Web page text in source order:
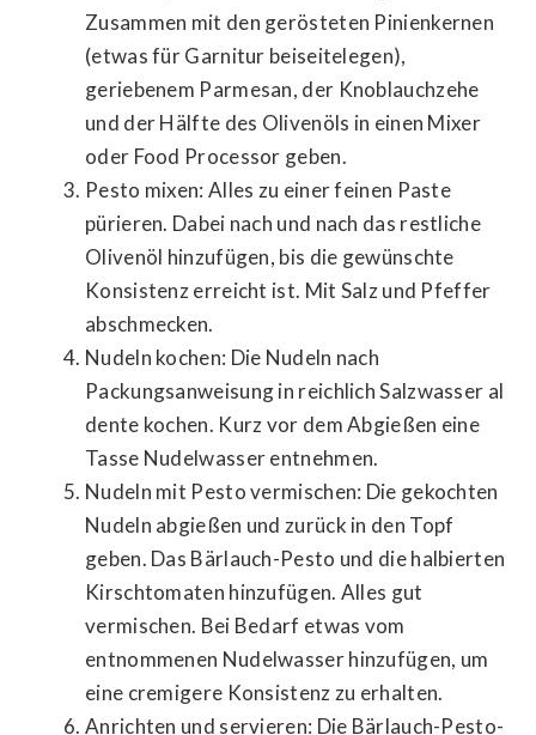
Zusammen mit den gerösteten Pinienkernen
(etwas für Garnitur beiseitelegen),
geriebenem Parmesan, der Knoblauchzehe
und der Hälfte des Olivenöls in einen Mixer
oder Food Processor geben.
Pesto mixen: Alles zu einer feinen Paste
pürieren. Dabei nach und nach das restliche
Olivenöl hinzufügen, bis die gewünschte
Konsistenz erreicht ist. Mit Salz und Pfeffer
abschmecken.
Nudeln kochen: Die Nudeln nach
Packungsanweisung in reichlich Salzwasser al
dente kochen. Kurz vor dem Abgießen eine
Tasse Nudelwasser entnehmen.
Nudeln mit Pesto vermischen: Die gekochten
Nudeln abgießen und zurück in den Topf
geben. Das Bärlauch-Pesto und die halbierten
Kirschtomaten hinzufügen. Alles gut
vermischen. Bei Bedarf etwas vom
entnommenen Nudelwasser hinzufügen, um
eine cremigere Konsistenz zu erhalten.
Anrichten und servieren: Die Bärlauch-Pesto-